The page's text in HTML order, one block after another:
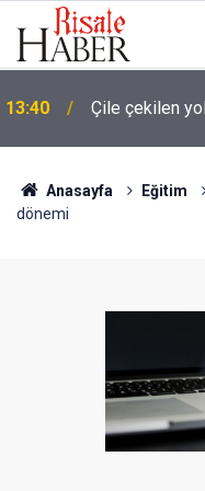
13:30
çocuk sayısı
Anasayfa Eğitim
dönemi